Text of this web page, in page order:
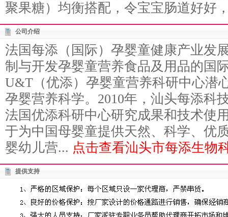
聚果糖）均衡搭配，令宝宝肠道好好
公司介绍
法国每添（国际）孕婴童健康产业发
制与开发孕婴童营养食品及用品的国
U&T（优添）孕婴童营养科研中心潜
孕婴营养科学。2010年，汕头每添科
法国优添科研中心研究成果和技术使
于为中国母婴童提供天然、科学、优
婴幼儿营... 点击查看汕头市每添生物
提供支持